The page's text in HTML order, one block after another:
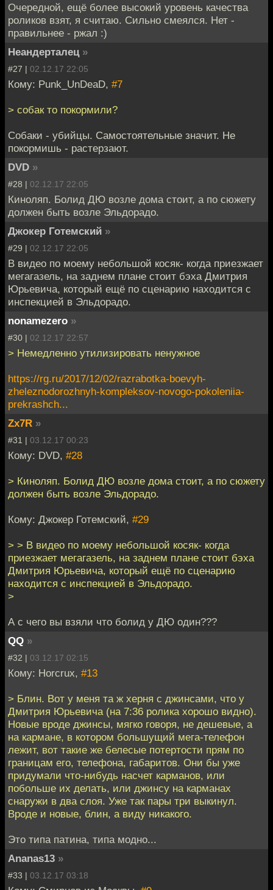
Очередной, ещё более высокий уровень качества
роликов взят, я считаю. Сильно смеялся. Нет -
правильнее - ржал :)
Неандерталец »
#27 | 02.12.17 22:05
Кому: Punk_UnDeaD, #7
> собак то покормили?
Собаки - убийцы. Самостоятельные значит. Не
покормишь - растерзают.
DVD »
#28 | 02.12.17 22:05
Киноляп. Болид ДЮ возле дома стоит, а по сюжету
должен быть возле Эльдорадо.
Джокер Готемский »
#29 | 02.12.17 22:05
В видео по моему небольшой косяк- когда приезжает
мегагазель, на заднем плане стоит бэха Дмитрия
Юрьевича, который ещё по сценарию находится с
инспекцией в Эльдорадо.
nonamezero »
#30 | 02.12.17 22:57
> Немедленно утилизировать ненужное
https://rg.ru/2017/12/02/razrabotka-boevyh-
zheleznodorozhnyh-kompleksov-novogo-pokoleniia-
prekrashch...
Zx7R »
#31 | 03.12.17 00:23
Кому: DVD, #28
> Киноляп. Болид ДЮ возле дома стоит, а по сюжету
должен быть возле Эльдорадо.
Кому: Джокер Готемский, #29
> > В видео по моему небольшой косяк- когда
приезжает мегагазель, на заднем плане стоит бэха
Дмитрия Юрьевича, который ещё по сценарию
находится с инспекцией в Эльдорадо.
>
А с чего вы взяли что болид у ДЮ один???
QQ »
#32 | 03.12.17 02:15
Кому: Horcrux, #13
> Блин. Вот у меня та ж херня с джинсами, что у
Дмитрия Юрьевича (на 7:36 ролика хорошо видно).
Новые вроде джинсы, мягко говоря, не дешевые, а
на кармане, в котором большущий мега-телефон
лежит, вот такие же белесые потертости прям по
границам его, телефона, габаритов. Они бы уже
придумали что-нибудь насчет карманов, или
побольше их делать, или джинсу на карманах
снаружи в два слоя. Уже так пары три выкинул.
Вроде и новые, блин, а виду никакого.
Это типа патина, типа модно...
Ananas13 »
#33 | 03.12.17 03:18